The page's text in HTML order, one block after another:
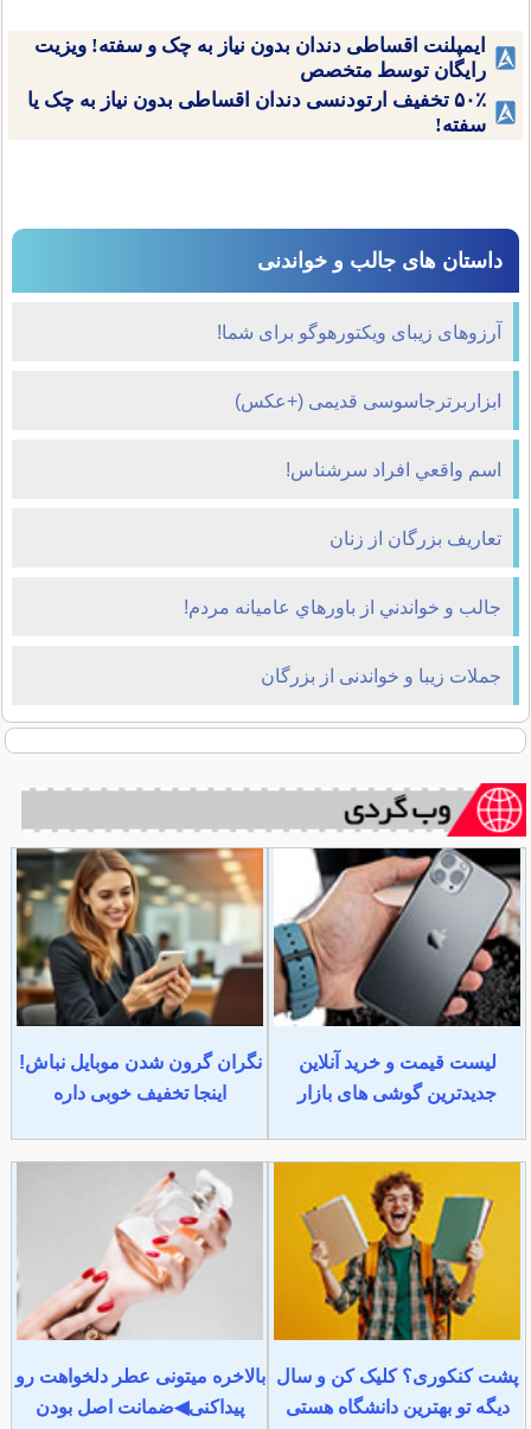
ایمپلنت اقساطی دندان بدون نیاز به چک و سفته! ویزیت
رایگان توسط متخصص
۵۰٪ تخفیف ارتودنسی دندان اقساطی بدون نیاز به چک یا
سفته!
داستان های جالب و خواندنی
آرزوهای زیبای ویکتورهوگو برای شما!
ابزاربرترجاسوسی قدیمی (+عکس)
اسم واقعي افراد سرشناس!
تعاریف بزرگان از زنان
جالب و خواندني از باورهاي عاميانه مردم!
جملات زیبا و خواندنی از بزرگان
لیست قیمت و خرید آنلاین
جدیدترین گوشی های بازار
نگران گرون شدن موبایل نباش!
اینجا تخفیف خوبی داره
پشت کنکوری؟ کلیک کن و سال
دیگه تو بهترین دانشگاه هستی
بالاخره میتونی عطر دلخواهت رو
پیداکنی◀ضمانت اصل بودن